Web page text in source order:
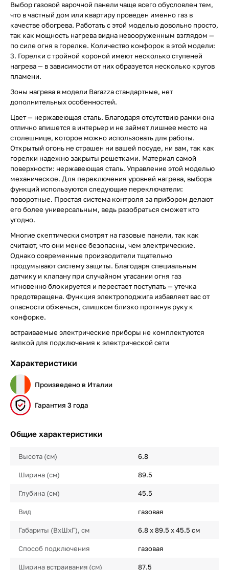
Выбор газовой варочной панели чаще всего обусловлен тем,
что в частный дом или квартиру проведен именно газ в
качестве обогрева. Работать с этой моделью довольно просто,
так как мощность нагрева видна невооруженным взглядом —
по силе огня в горелке. Количество конфорок в этой модели:
3. Горелки с тройной короной имеют несколько ступеней
нагрева — в зависимости от них образуется несколько кругов
пламени.
Зоны нагрева в модели Barazza стандартные, нет
дополнительных особенностей.
Цвет — нержавеющая сталь. Благодаря отсутствию рамки она
отлично впишется в интерьер и не займет лишнее место на
столешнице, которое можно использовать для работы.
Открытый огонь не страшен ни вашей посуде, ни вам, так как
горелки надежно закрыты решетками. Материал самой
поверхности: нержавеющая сталь. Управление этой моделью
механическое. Для переключения уровней нагрева, выбора
функций используются следующие переключатели:
поворотные. Простая система контроля за прибором делают
его более универсальным, ведь разобраться сможет кто
угодно.
Многие скептически смотрят на газовые панели, так как
считают, что они менее безопасны, чем электрические.
Однако современные производители тщательно
продумывают систему защиты. Благодаря специальным
датчику и клапану при случайном угасании огня газ
мгновенно блокируется и перестает поступать — утечка
предотвращена. Функция электроподжига избавляет вас от
опасности обжечься, слишком близко протянув руку к
конфорке.
встраиваемые электрические приборы не комплектуются
вилкой для подключения к электрической сети
Характеристики
Произведено в Италии
Гарантия 3 года
Общие характеристики
Высота (см) 6.8
Ширина (см) 89.5
Глубина (см) 45.5
Вид газовая
Габариты (ВхШхГ), см 6.8 х 89.5 х 45.5 см
Способ подключения газовая
Ширина встраивания (см) 87.5